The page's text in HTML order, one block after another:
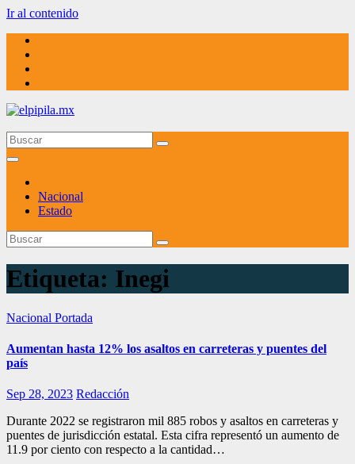
Ir al contenido
elpipila.mx
El pipila mx
Nacional
Estado
Etiqueta: Inegi
Nacional Portada
Aumentan hasta 12% los asaltos en carreteras y puentes del
país
Sep 28, 2023 Redacción
Durante 2022 se registraron mil 885 robos y asaltos en carreteras y
puentes de jurisdicción estatal. Esta cifra representó un aumento de
11.9 por ciento con respecto a la cantidad…